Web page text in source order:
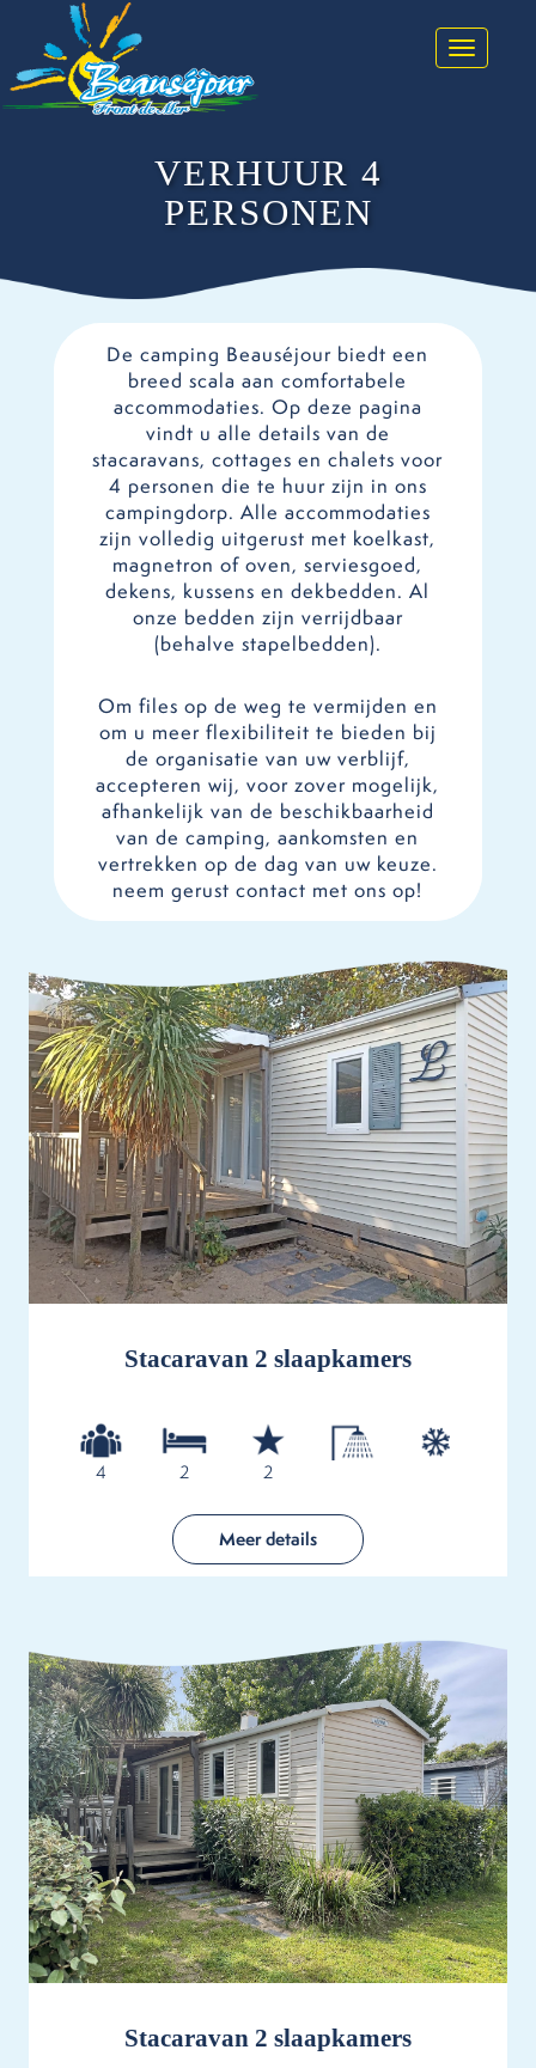
Toggle
VERHUUR 4
PERSONEN
De camping Beauséjour biedt een
breed scala aan comfortabele
accommodaties. Op deze pagina
vindt u alle details van de
stacaravans, cottages en chalets voor
4 personen die te huur zijn in ons
campingdorp. Alle accommodaties
zijn volledig uitgerust met koelkast,
magnetron of oven, serviesgoed,
dekens, kussens en dekbedden. Al
onze bedden zijn verrijdbaar
(behalve stapelbedden).
Om files op de weg te vermijden en
om u meer flexibiliteit te bieden bij
de organisatie van uw verblijf,
accepteren wij, voor zover mogelijk,
afhankelijk van de beschikbaarheid
van de camping, aankomsten en
vertrekken op de dag van uw keuze.
neem gerust contact met ons op!
Stacaravan 2 slaapkamers
4 2 2
Meer details
Stacaravan 2 slaapkamers